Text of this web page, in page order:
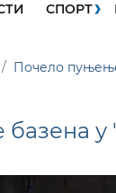
СПОРТ
Почело
у